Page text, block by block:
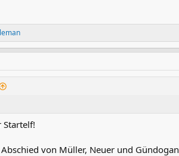
Startelf!
von Müller, Neuer und Gündogan